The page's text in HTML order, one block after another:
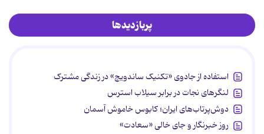
پربازدیدها
استفاده از جادوی «تکنیک ساندویچ» در زندگی مشترک
لنگرهای نجات در برابر سیلاب استرس
دوش‌پرتاب‌های ایران؛ کابوس خاموش آسمان
روز خبرنگار و جای خالی «سعادت»